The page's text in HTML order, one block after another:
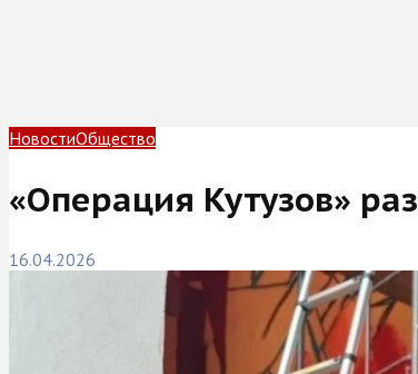
НовостиОбщество
«Операция Кутузов»
16.04.2026